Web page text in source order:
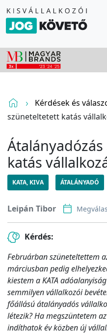
Kérdések és
szüneteltetett katás
katás
KATA, KIVA ÁTALÁNYADÓ
Leipán Tibor
Kérdés:
Februárban szüneteltettem
márciusban pedig
kiestem a KATA
semmilyen vállalkozói
főállású átalányadós
létezik? Ha megszüntetem
indíthatok év közben új